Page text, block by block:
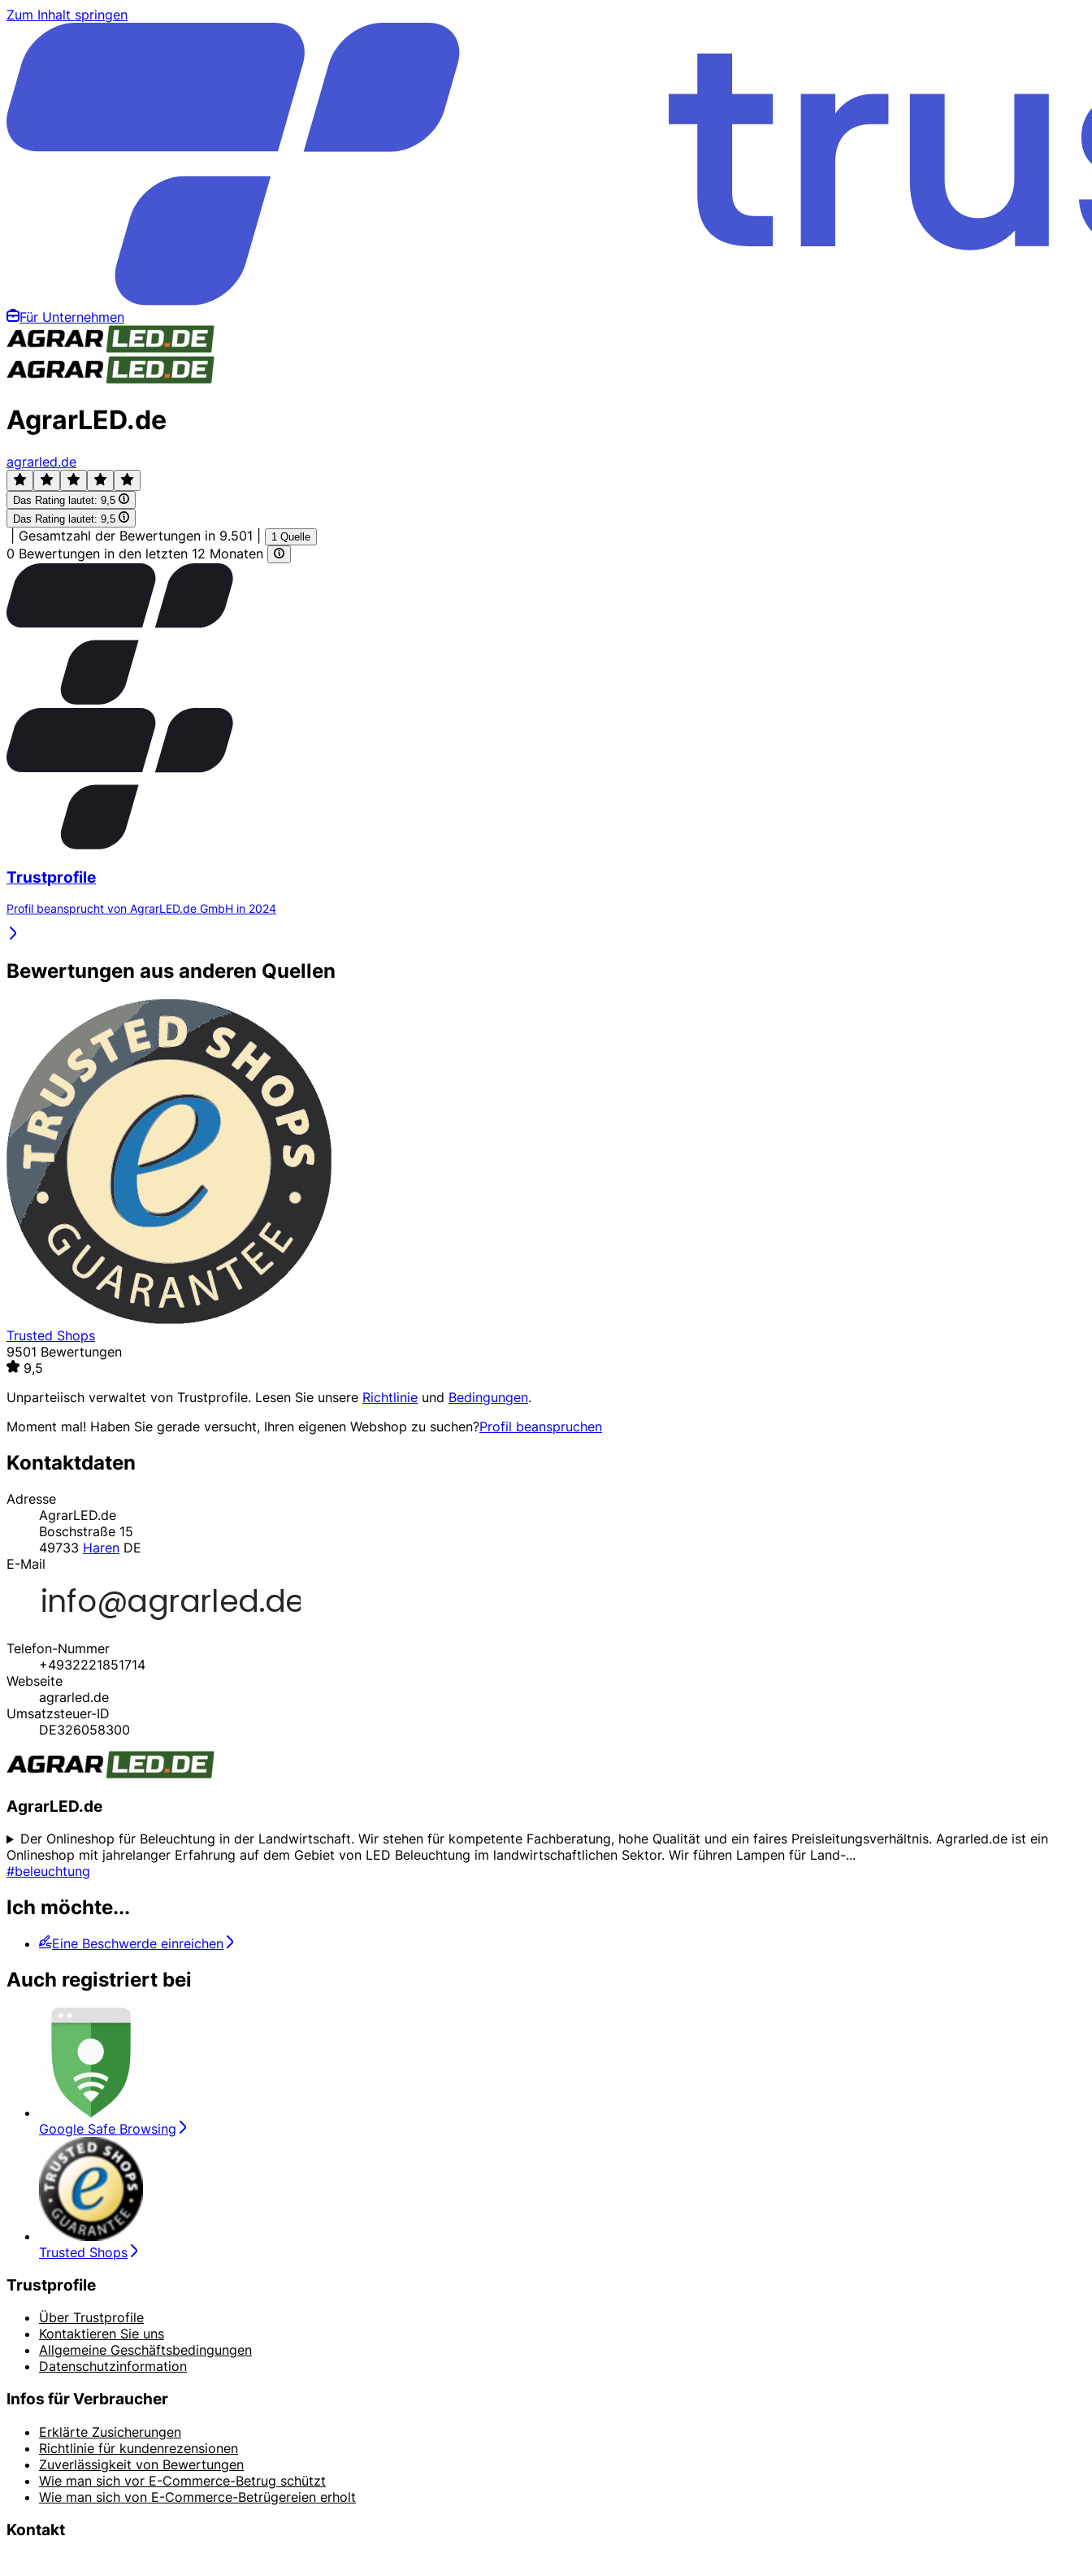
Zum Inhalt springen
Für Unternehmen
AgrarLED.de
agrarled.de
Das Rating lautet: 9,5
Das Rating lautet: 9,5
Gesamtzahl der Bewertungen in 9.501 1 Quelle
0 Bewertungen in den letzten 12 Monaten
Trustprofile
Profil beansprucht von AgrarLED.de GmbH in 2024
Bewertungen aus anderen Quellen
Trusted Shops
9501 Bewertungen
9,5
Unparteiisch verwaltet von Trustprofile. Lesen Sie unsere Richtlinie und Bedingungen.
Moment mal! Haben Sie gerade versucht, Ihren eigenen Webshop zu suchen?Profil beanspruchen
Kontaktdaten
Adresse
AgrarLED.de
Boschstraße 15
49733 Haren DE
E-Mail
Telefon-Nummer
+4932221851714
Webseite
agrarled.de
Umsatzsteuer-ID
DE326058300
AgrarLED.de
Der Onlineshop für Beleuchtung in der Landwirtschaft. Wir stehen für kompetente Fachberatung, hohe Qualität und ein faires Preisleitungsverhältnis. Agrarled.de ist ein
Onlineshop mit jahrelanger Erfahrung auf dem Gebiet von LED Beleuchtung im landwirtschaftlichen Sektor. Wir führen Lampen für Land-...
#beleuchtung
Ich möchte...
Eine Beschwerde einreichen
Auch registriert bei
Google Safe Browsing
Trusted Shops
Trustprofile
Über Trustprofile
Kontaktieren Sie uns
Allgemeine Geschäftsbedingungen
Datenschutzinformation
Infos für Verbraucher
Erklärte Zusicherungen
Richtlinie für kundenrezensionen
Zuverlässigkeit von Bewertungen
Wie man sich vor E-Commerce-Betrug schützt
Wie man sich von E-Commerce-Betrügereien erholt
Kontakt